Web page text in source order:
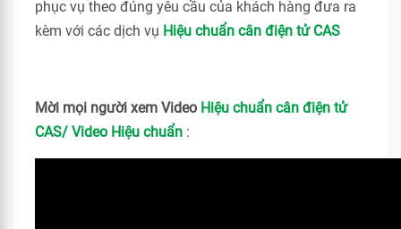
phục vụ theo đúng yêu cầu của khách hàng đưa ra
kèm với các dịch vụ Hiệu chuẩn cân điện tử CAS
Mời mọi người xem Video Hiệu chuẩn cân điện tử
CAS/ Video Hiệu chuẩn :